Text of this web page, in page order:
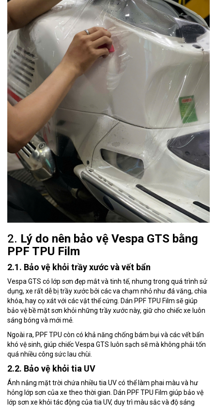
2. Lý do nên bảo vệ Vespa GTS bằng
PPF TPU Film
2.1. Bảo vệ khỏi trầy xước và vết bẩn
Vespa GTS có lớp sơn đẹp mắt và tinh tế, nhưng trong quá trình sử
dụng, xe rất dễ bị trầy xước bởi các va chạm nhỏ như đá văng, chìa
khóa, hay cọ xát với các vật thể cứng. Dán PPF TPU Film sẽ giúp
bảo vệ bề mặt sơn khỏi những trầy xước này, giữ cho chiếc xe luôn
sáng bóng và mới mẻ.
Ngoài ra, PPF TPU còn có khả năng chống bám bụi và các vết bẩn
khó vệ sinh, giúp chiếc Vespa GTS luôn sạch sẽ mà không phải tốn
quá nhiều công sức lau chùi.
2.2. Bảo vệ khỏi tia UV
Ánh nắng mặt trời chứa nhiều tia UV có thể làm phai màu và hư
hỏng lớp sơn của xe theo thời gian. Dán PPF TPU Film giúp bảo vệ
lớp sơn xe khỏi tác động của tia UV, duy trì màu sắc và độ sáng